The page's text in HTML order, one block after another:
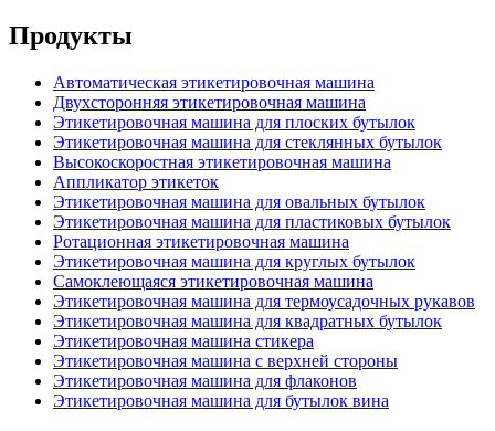
Продукты
Автоматическая этикетировочная машина
Двухсторонняя этикетировочная машина
Этикетировочная машина для плоских бутылок
Этикетировочная машина для стеклянных бутылок
Высокоскоростная этикетировочная машина
Аппликатор этикеток
Этикетировочная машина для овальных бутылок
Этикетировочная машина для пластиковых бутылок
Ротационная этикетировочная машина
Этикетировочная машина для круглых бутылок
Самоклеющаяся этикетировочная машина
Этикетировочная машина для термоусадочных рукавов
Этикетировочная машина для квадратных бутылок
Этикетировочная машина стикера
Этикетировочная машина с верхней стороны
Этикетировочная машина для флаконов
Этикетировочная машина для бутылок вина